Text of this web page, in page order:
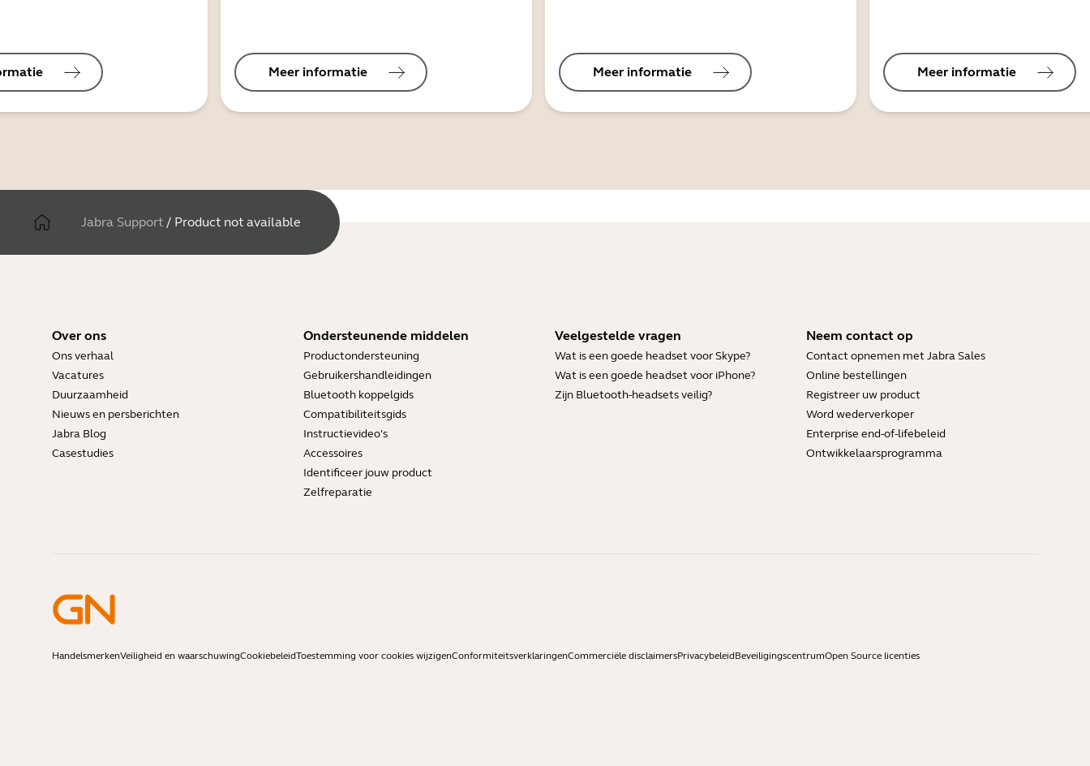
Meer informatie Meer informatie Meer informatie
Jabra Support / Product not available
Over ons
Ons verhaal
Vacatures
Duurzaamheid
Nieuws en persberichten
Jabra Blog
Casestudies
Ondersteunende middelen
Productondersteuning
Gebruikershandleidingen
Bluetooth koppelgids
Compatibiliteitsgids
Instructievideo's
Accessoires
Identificeer jouw product
Zelfreparatie
Veelgestelde vragen
Wat is een goede headset voor Skype?
Wat is een goede headset voor iPhone?
Zijn Bluetooth-headsets veilig?
Neem contact op
Contact opnemen met Jabra Sales
Online bestellingen
Registreer uw product
Word wederverkoper
Enterprise end-of-lifebeleid
Ontwikkelaarsprogramma
HandelsmerkenVeiligheid en waarschuwingCookiebeleidToestemming voor cookies wijzigenConformiteitsverklaringenCommerciële disclaimersPrivacybeleidBeveiligingscentrumOpen Source licenties